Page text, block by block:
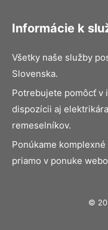
Informácie k
Všetky naše služby
Slovenska.
Potrebujete pomôcť v
dispozícii aj
remeselníkov.
Ponúkame
priamo v ponuke
©